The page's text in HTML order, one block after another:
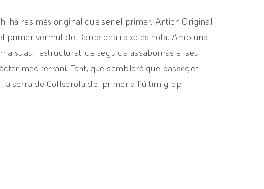
ha res més original que ser el primer. Antich Original
primer vermut de Barcelona i això es nota. Amb una
suau i estructurat, de seguida assaboriràs el seu
mediterrani. Tant, que semblarà que passeges
la serra de Collserola del primer a l’últim glop.